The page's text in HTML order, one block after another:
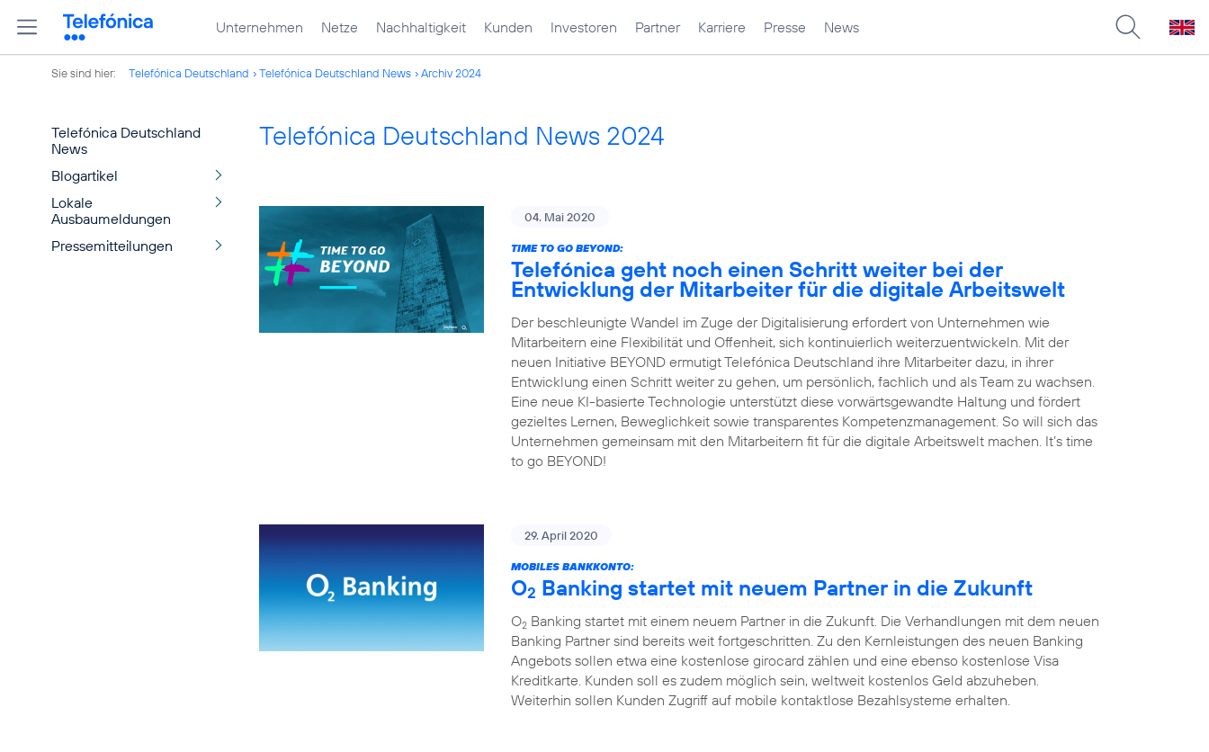
Unternehmen Netze Nachhaltigkeit Kunden Investoren Partner Karriere Presse News
Sie sind hier: Telefónica Deutschland Telefónica Deutschland News Archiv 2024
Telefónica Deutschland
News
Blogartikel
Lokale
Ausbaumeldungen
Pressemitteilungen
Telefónica Deutschland News 2024
04. Mai 2020
TIME TO GO BEYOND:
Telefónica geht noch einen Schritt weiter bei der
Entwicklung der Mitarbeiter für die digitale Arbeitswelt
Der beschleunigte Wandel im Zuge der Digitalisierung erfordert von Unternehmen wie
Mitarbeitern eine Flexibilität und Offenheit, sich kontinuierlich weiterzuentwickeln. Mit der
neuen Initiative BEYOND ermutigt Telefónica Deutschland ihre Mitarbeiter dazu, in ihrer
Entwicklung einen Schritt weiter zu gehen, um persönlich, fachlich und als Team zu wachsen.
Eine neue KI-basierte Technologie unterstützt diese vorwärtsgewandte Haltung und fördert
gezieltes Lernen, Beweglichkeit sowie transparentes Kompetenzmanagement. So will sich das
Unternehmen gemeinsam mit den Mitarbeitern fit für die digitale Arbeitswelt machen. It’s time
to go BEYOND!
29. April 2020
MOBILES BANKKONTO:
O2 Banking startet mit neuem Partner in die Zukunft
O2 Banking startet mit einem neuem Partner in die Zukunft. Die Verhandlungen mit dem neuen
Banking Partner sind bereits weit fortgeschritten. Zu den Kernleistungen des neuen Banking
Angebots sollen etwa eine kostenlose girocard zählen und eine ebenso kostenlose Visa
Kreditkarte. Kunden soll es zudem möglich sein, weltweit kostenlos Geld abzuheben.
Weiterhin sollen Kunden Zugriff auf mobile kontaktlose Bezahlsysteme erhalten.